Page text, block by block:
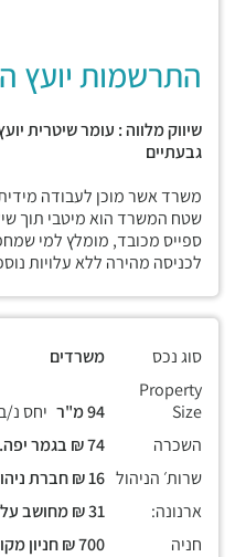
התרשמות יועץ
שיווק מלווה : עומר שיטרית
גבעתיים
משרד אשר מוכן לעבודה מידית,
שטח המשרד הוא מיטבי תוך
ספייס מכובד, מומלץ למי
לכניסה מהירה ללא עלויות
סוג נכס
משרדים
Property
Size
יחס נ/
השכרה
שרות׳ הניהול
ארנונה:
חניה